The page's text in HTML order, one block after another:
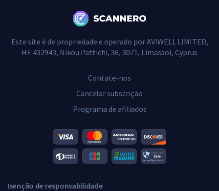
Este site é de propriedade e operado por AVIWELL LIMITED,
HE 432943, Nikou Pattichi, 36, 3071, Limassol, Cyprus
Contate-nos
Cancelar subscrição
Programa de afiliados
Isenção de responsabilidade